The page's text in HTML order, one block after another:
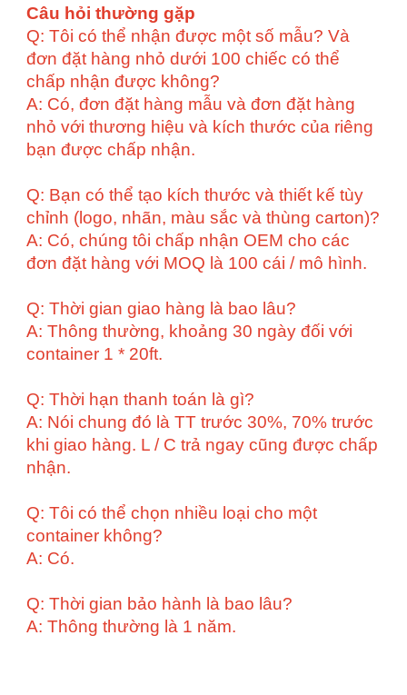
Câu hỏi thường gặp
Q: Tôi có thể nhận được một số mẫu? Và
đơn đặt hàng nhỏ dưới 100 chiếc có thể
chấp nhận được không?
A: Có, đơn đặt hàng mẫu và đơn đặt hàng
nhỏ với thương hiệu và kích thước của riêng
bạn được chấp nhận.
Q: Bạn có thể tạo kích thước và thiết kế tùy
chỉnh (logo, nhãn, màu sắc và thùng carton)?
A: Có, chúng tôi chấp nhận OEM cho các
đơn đặt hàng với MOQ là 100 cái / mô hình.
Q: Thời gian giao hàng là bao lâu?
A: Thông thường, khoảng 30 ngày đối với
container 1 * 20ft.
Q: Thời hạn thanh toán là gì?
A: Nói chung đó là TT trước 30%, 70% trước
khi giao hàng. L / C trả ngay cũng được chấp
nhận.
Q: Tôi có thể chọn nhiều loại cho một
container không?
A: Có.
Q: Thời gian bảo hành là bao lâu?
A: Thông thường là 1 năm.